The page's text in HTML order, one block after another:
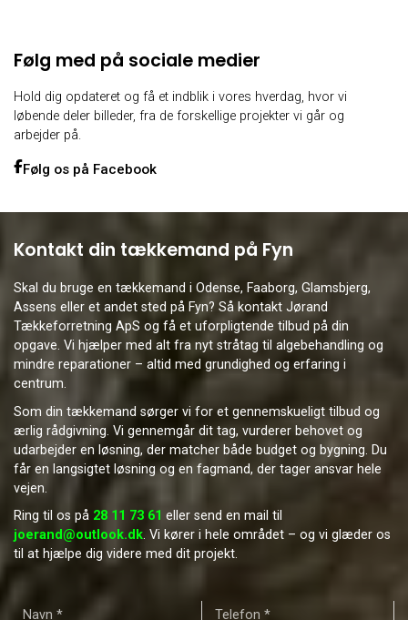
Følg med på sociale medier
Hold dig opdateret og få et indblik i vores hverdag, hvor vi
løbende deler billeder, fra de forskellige projekter vi går og
arbejder på.
Følg os på Facebook
Kontakt din tækkemand på Fyn
Skal du bruge en tækkemand i Odense, Faaborg, Glamsbjerg,
Assens eller et andet sted på Fyn? Så kontakt Jørand
Tækkeforretning ApS og få et uforpligtende tilbud på din
opgave. Vi hjælper med alt fra nyt stråtag til algebehandling og
mindre reparationer – altid med grundighed og erfaring i
centrum.
Som din tækkemand sørger vi for et gennemskueligt tilbud og
ærlig rådgivning. Vi gennemgår dit tag, vurderer behovet og
udarbejder en løsning, der matcher både budget og bygning. Du
får en langsigtet løsning og en fagmand, der tager ansvar hele
vejen.
Ring til os på 28 11 73 61 eller send en mail til
joerand@outlook.dk. Vi kører i hele området – og vi glæder os
til at hjælpe dig videre med dit projekt.